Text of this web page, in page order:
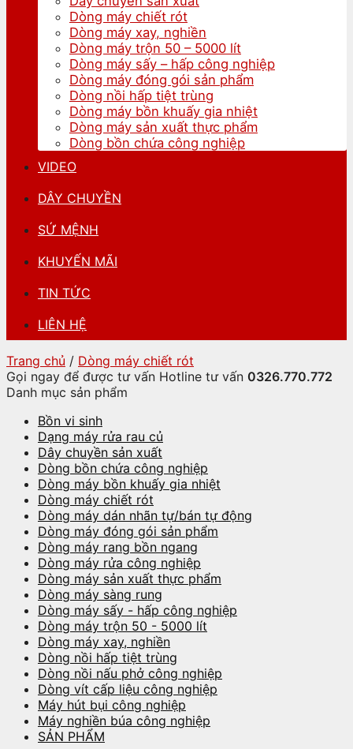
Dòng máy chiết rót
Dòng máy xay, nghiền
Dòng máy trộn 50 – 5000 lít
Dòng máy sấy – hấp công nghiệp
Dòng máy đóng gói sản phẩm
Dòng nồi hấp tiệt trùng
Dòng máy bồn khuấy gia nhiệt
Dòng máy sản xuất thực phẩm
Dòng bồn chứa công nghiệp
VIDEO
DÂY CHUYỀN
SỨ MỆNH
KHUYẾN MÃI
TIN TỨC
LIÊN HỆ
Trang chủ / Dòng máy chiết rót
Gọi ngay để được tư vấn Hotline tư vấn 0326.770.772
Danh mục sản phẩm
Bồn vi sinh
Dạng máy rửa rau củ
Dây chuyền sản xuất
Dòng bồn chứa công nghiệp
Dòng máy bồn khuấy gia nhiệt
Dòng máy chiết rót
Dòng máy dán nhãn tự/bán tự động
Dòng máy đóng gói sản phẩm
Dòng máy rang bồn ngang
Dòng máy rửa công nghiệp
Dòng máy sản xuất thực phẩm
Dòng máy sàng rung
Dòng máy sấy - hấp công nghiệp
Dòng máy trộn 50 - 5000 lít
Dòng máy xay, nghiền
Dòng nồi hấp tiệt trùng
Dòng nồi nấu phở công nghiệp
Dòng vít cấp liệu công nghiệp
Máy hút bụi công nghiệp
Máy nghiền búa công nghiệp
SẢN PHẨM